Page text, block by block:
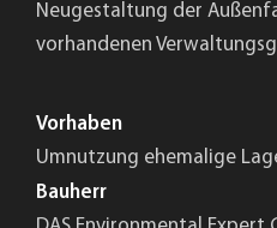
Neugestaltung der
vorhandenen
Vorhaben
Umnutzung ehemalige
Bauherr